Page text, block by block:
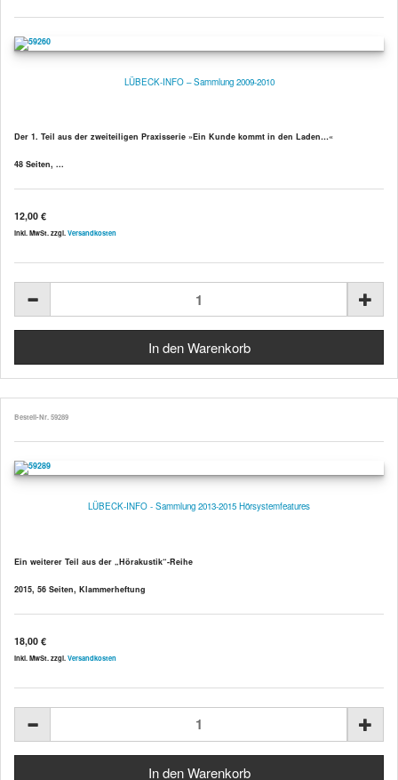
LÜBECK-INFO – Sammlung 2009-2010
Der 1. Teil aus der zweiteiligen Praxisserie »Ein Kunde kommt in den Laden…«
48 Seiten, ...
12,00 €
inkl. MwSt. zzgl. Versandkosten
Bestell-Nr. 59289
LÜBECK-INFO - Sammlung 2013-2015 Hörsystemfeatures
Ein weiterer Teil aus der „Hörakustik“-Reihe
2015, 56 Seiten, Klammerheftung
18,00 €
inkl. MwSt. zzgl. Versandkosten